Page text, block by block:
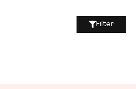
Filter